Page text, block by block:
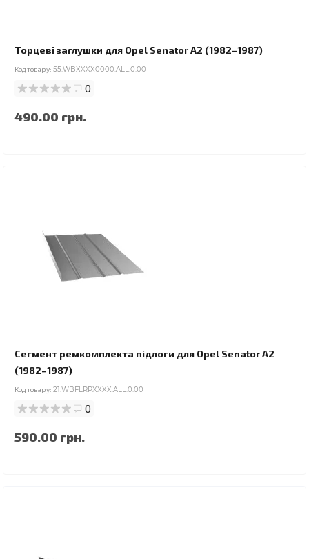
Торцеві заглушки для Opel Senator A2 (1982–1987)
Код товару: 55.WBXXXX0000.ALL.0.00
0
490.00 грн.
Сегмент ремкомплекта підлоги для Opel Senator A2
(1982–1987)
Код товару: 21.WBFLRPXXXX.ALL.0.00
0
590.00 грн.